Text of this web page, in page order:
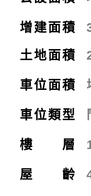
增建面積
土地面積
車位面積
車位類型
樓 層
屋 齡